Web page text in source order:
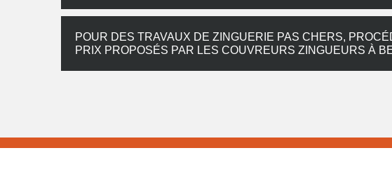
POUR DES TRAVAUX DE ZINGUERIE PAS CHERS,
PRIX PROPOSÉS PAR LES COUVREURS ZINGUEURS À